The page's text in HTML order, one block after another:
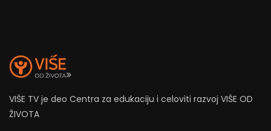
VIŠE TV je deo Centra za edukaciju i celoviti razvoj VIŠE OD
ŽIVOTA